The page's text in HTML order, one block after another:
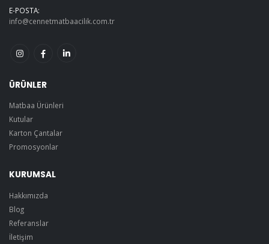
E-POSTA:
info@cennetmatbaacilik.com.tr
ÜRÜNLER
Matbaa Ürünleri
Kutular
Karton Çantalar
Promosyonlar
KURUMSAL
Hakkımızda
Blog
Referanslar
İletişim